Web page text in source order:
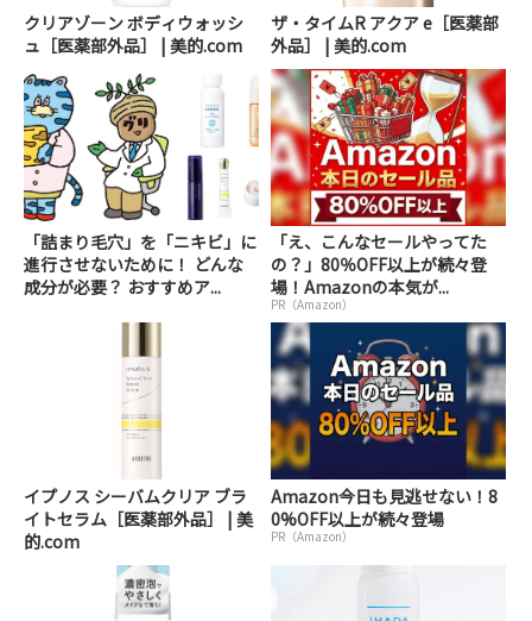
クリアゾーン ボディウォッシ
ュ［医薬部外品］ | 美的.com
ザ・タイムR アクア e［医薬部
外品］ | 美的.com
「詰まり毛穴」を「ニキビ」に
進行させないために！ どんな
成分が必要？ おすすめア...
「え、こんなセールやってた
の？」80％OFF以上が続々登
場！Amazonの本気が...
PR（Amazon）
イプノス シーバムクリア ブラ
イトセラム［医薬部外品］ | 美
的.com
Amazon今日も見逃せない！8
0%OFF以上が続々登場
PR（Amazon）